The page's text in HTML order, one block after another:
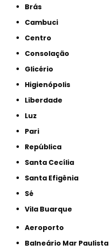
Brás
Cambuci
Centro
Consolação
Glicério
Higienópolis
Liberdade
Luz
Pari
República
Santa Cecília
Santa Efigênia
Sé
Vila Buarque
Aeroporto
Balneário Mar Paulista